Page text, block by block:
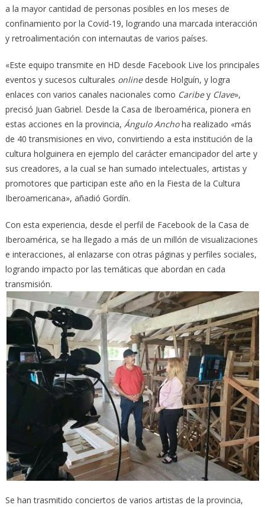
a la mayor cantidad de personas posibles en los meses de
confinamiento por la Covid-19, logrando una marcada interacción
y retroalimentación con internautas de varios países.
«Este equipo transmite en HD desde Facebook Live los principales
eventos y sucesos culturales onlinedesde Holguín, y logra
enlaces con varios canales nacionales como Caribey Clave»,
precisó Juan Gabriel. Desde la Casa de Iberoamérica, pionera en
estas acciones en la provincia, Ángulo Anchoha realizado «más
de 40 transmisiones en vivo, convirtiendo a esta institución de la
cultura holguinera en ejemplo del carácter emancipador del arte y
sus creadores, a la cual se han sumado intelectuales, artistas y
promotores que participan este año en la Fiesta de la Cultura
Iberoamericana», añadió Gordín.
Con esta experiencia, desde el perfil de Facebook de la Casa de
Iberoamérica, se ha llegado a más de un millón de visualizaciones
e interacciones, al enlazarse con otras páginas y perfiles sociales,
logrando impacto por las temáticas que abordan en cada
transmisión.
Se han trasmitido conciertos de varios artistas de la provincia,